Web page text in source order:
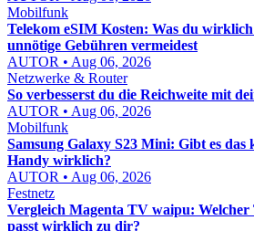
Mobilfunk
Telekom eSIM Kosten: Was du
unnötige Gebühren vermeidest
AUTOR • Aug 06, 2026
Netzwerke & Router
So verbesserst du die Reichweite mit
AUTOR • Aug 06, 2026
Mobilfunk
Samsung Galaxy S23 Mini: Gibt es das
Handy wirklich?
AUTOR • Aug 06, 2026
Festnetz
Vergleich Magenta TV waipu:
passt wirklich zu dir?